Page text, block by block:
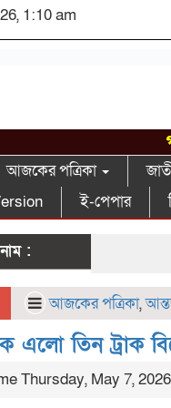
1:10 am
আজকের পত্রিকা
ই-পেপার
:
আজকের পত্রিকা,
এলো তিন ট্রাক
Thursday, May 7,